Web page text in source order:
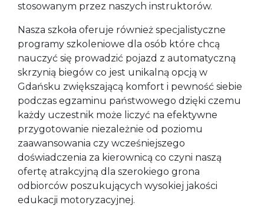
stosowanym przez naszych instruktorów.
Nasza szkoła oferuje również specjalistyczne
programy szkoleniowe dla osób które chcą
nauczyć się prowadzić pojazd z automatyczną
skrzynią biegów co jest unikalną opcją w
Gdańsku zwiększającą komfort i pewność siebie
podczas egzaminu państwowego dzięki czemu
każdy uczestnik może liczyć na efektywne
przygotowanie niezależnie od poziomu
zaawansowania czy wcześniejszego
doświadczenia za kierownicą co czyni naszą
ofertę atrakcyjną dla szerokiego grona
odbiorców poszukujących wysokiej jakości
edukacji motoryzacyjnej.